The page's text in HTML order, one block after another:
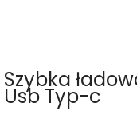
Szybka
Usb Typ-c